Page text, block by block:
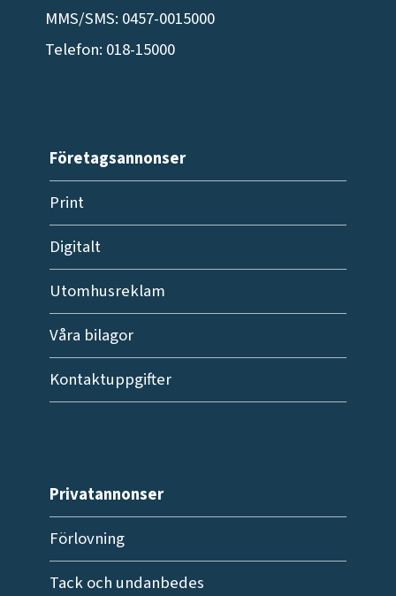
MMS/SMS: 0457-0015000
Telefon: 018-15000
Företagsannonser
Print
Digitalt
Utomhusreklam
Våra bilagor
Kontaktuppgifter
Privatannonser
Förlovning
Tack och undanbedes